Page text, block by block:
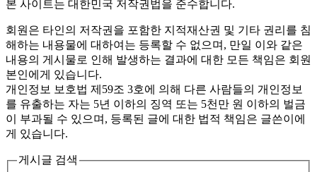
본 사이트는 대한민국 저작권법을 준수합니다.
회원은 타인의 저작권을 포함한 지적재산권 및 기타 권리를 침
해하는 내용물에 대하여는 등록할 수 없으며, 만일 이와 같은
내용의 게시물로 인해 발생하는 결과에 대한 모든 책임은 회원
본인에게 있습니다.
개인정보 보호법 제59조 3호에 의해 다른 사람들의 개인정보
를 유출하는 자는 5년 이하의 징역 또는 5천만 원 이하의 벌금
이 부과될 수 있으며, 등록된 글에 대한 법적 책임은 글쓴이에
게 있습니다.
게시글 검색